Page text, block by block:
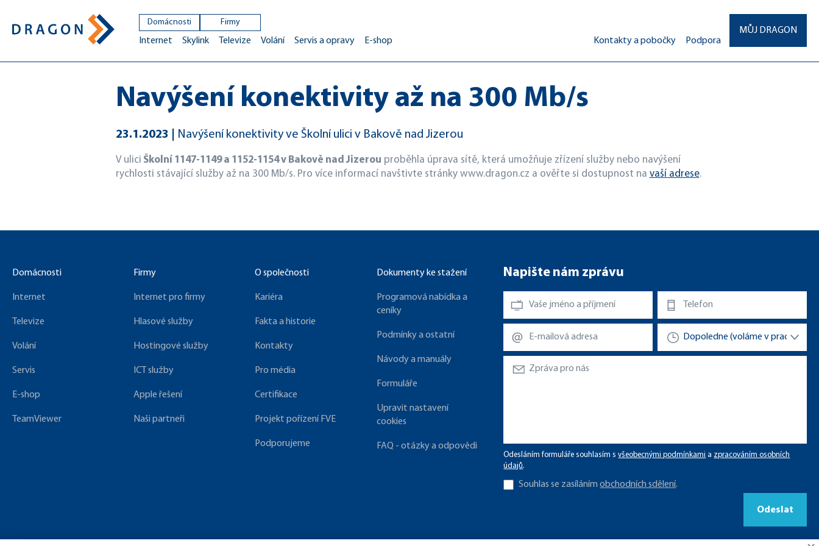
Domácnosti
Internet Skylink Televize Volání Servis a opravy E-shop
Firmy
MŮJ DRAGON
Kontakty a pobočky
Podpora
Navýšení konektivity až na 300 Mb/s
23.1.2023 Navýšení konektivity ve Školní ulici v Bakově nad Jizerou
V ulici Školní 1147-1149 a 1152-1154 v Bakově nad Jizerou proběhla úprava sítě, která umožňuje zřízení služby nebo navýšení
rychlosti stávající služby až na 300 Mb/s. Pro více informací navštivte stránky www.dragon.cz a ověřte si dostupnost na vaší adrese.
Napište nám zprávu
Odesláním formuláře souhlasím svšeobecnými podmínkami a zpracováním osobních
údajů.
Souhlas se zasílánímobchodních sdělení.
Odeslat
Domácnosti
Internet
Televize
Volání
Servis
E-shop
TeamViewer
Firmy
Internet pro firmy
Hlasové služby
Hostingové služby
ICT služby
Apple řešení
Naši partneři
O společnosti
Kariéra
Fakta a historie
Kontakty
Pro média
Certifikace
Projekt pořízení FVE
Podporujeme
Dokumenty ke stažení
Programová nabídka a
ceníky
Podmínky a ostatní
Návody a manuály
Formuláře
Upravit nastavení
cookies
FAQ - otázky a odpovědi